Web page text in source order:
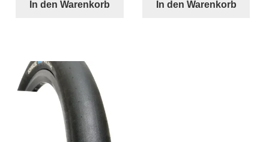
-
Hinterrad
Kunststoff
braun
In den Warenkorb In den Warenkorb